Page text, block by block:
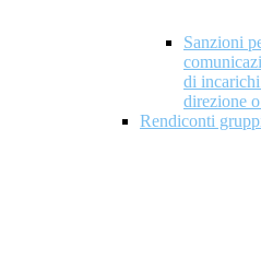
Sanzioni
di
direzione
Rendiconti